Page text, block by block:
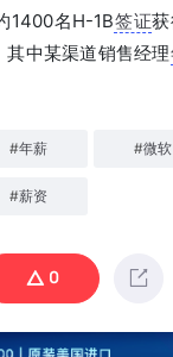
1400名H-1B签证
中某渠道销售经理
#年薪 #微软
#薪资
0